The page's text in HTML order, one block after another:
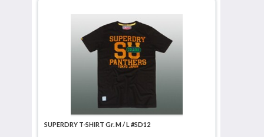
SUPERDRY T-SHIRT Gr. M / L #SD12